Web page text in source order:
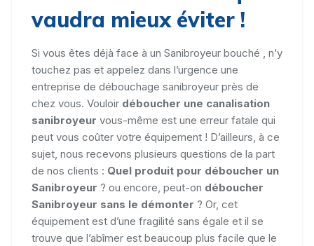
vaudra mieux éviter !
Si vous êtes déjà face à un Sanibroyeur bouché , n’y
touchez pas et appelez dans l’urgence une
entreprise de débouchage sanibroyeur près de
chez vous. Vouloir déboucher une canalisation
sanibroyeur vous-même est une erreur fatale qui
peut vous coûter votre équipement ! D’ailleurs, à ce
sujet, nous recevons plusieurs questions de la part
de nos clients : Quel produit pour déboucher un
Sanibroyeur ? ou encore, peut-on déboucher
Sanibroyeur sans le démonter ? Or, cet
équipement est d’une fragilité sans égale et il se
trouve que l’abîmer est beaucoup plus facile que le